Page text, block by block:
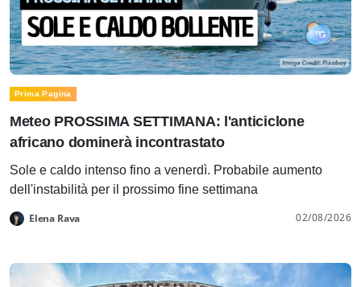
Prima Pagina
Meteo PROSSIMA SETTIMANA: l'anticiclone
africano dominerà incontrastato
Sole e caldo intenso fino a venerdì. Probabile aumento
dell'instabilità per il prossimo fine settimana
Elena Rava 02/08/2026